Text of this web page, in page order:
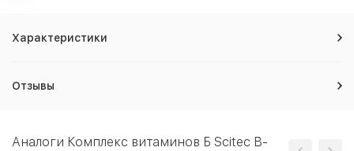
Характеристики
Отзывы
Аналоги Комплекс витаминов Б Scitec B-